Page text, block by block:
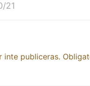
21
inte publiceras.